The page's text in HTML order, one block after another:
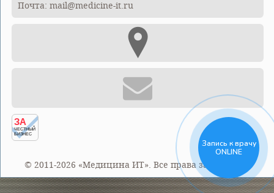
Почта: mail@medicine-it.ru
ЗА
ЧЕСТНЫЙ
БИЗНЕС
© 2011-2026 «Медицина ИТ». Все права защищены.
Запись к врачу
ONLINE